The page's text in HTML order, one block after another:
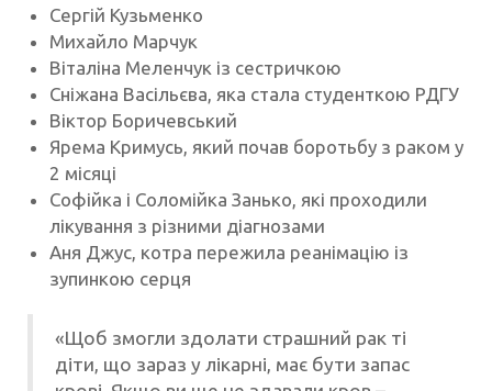
Сергій Кузьменко
Михайло Марчук
Віталіна Меленчук із сестричкою
Сніжана Васільєва, яка стала студенткою РДГУ
Віктор Боричевський
Ярема Кримусь, який почав боротьбу з раком у
2 місяці
Софійка і Соломійка Занько, які проходили
лікування з різними діагнозами
Аня Джус, котра пережила реанімацію із
зупинкою серця
«Щоб змогли здолати страшний рак ті
діти, що зараз у лікарні, має бути запас